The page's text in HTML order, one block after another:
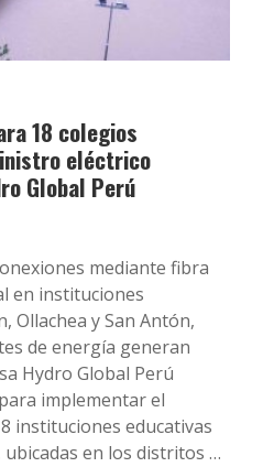
18 colegios
eléctrico
Global Perú
mediante fibra
en instituciones
Ollachea y San Antón,
de energía generan
Hydro Global Perú
implementar el
instituciones educativas
en los distritos …